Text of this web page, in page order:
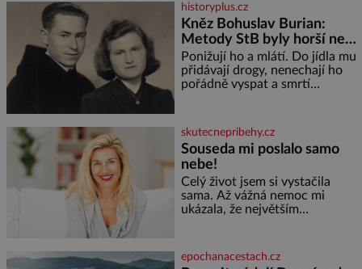
historyplus.cz
Kněz Bohuslav Burian:
Metody StB byly horší než
gestapácké trýznění
Ponižují ho a mlátí. Do jídla mu
přidávají drogy, nenechají ho
pořádně vyspat a smrtí
estébákům podepíše všechno,
co po něm chtějí. Svým
podpisem jim potvrdí také to, že
na něj během výslechů nikdo
nevyvíjel fyzický ani psychický
nátlak. Syn brněnského řezníka
chce být knězem a
skutecnepribehy.cz
Souseda mi poslalo samo
nebe!
Celý život jsem si vystačila
sama. Až vážná nemoc mi
ukázala, že největším
ochotný podat pomocnou ruku.
Vždycky jsem byla spíš
epochanacestach.cz